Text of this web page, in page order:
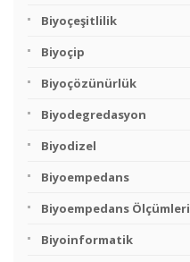
Biyoçeşitlilik
Biyoçip
Biyoçözünürlük
Biyodegredasyon
Biyodizel
Biyoempedans
Biyoempedans Ölçümleri
Biyoinformatik